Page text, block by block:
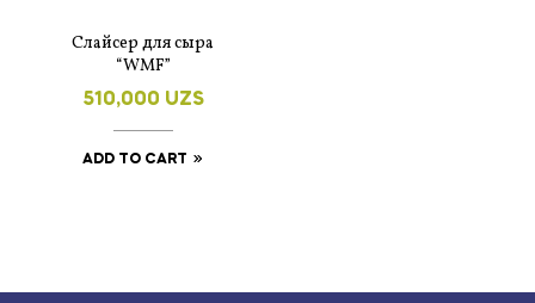
Слайсер для сыра
“WMF”
510,000 UZS
ADD TO CART